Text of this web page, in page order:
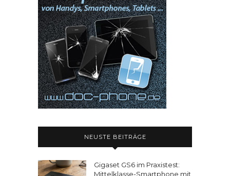
NEUSTE BEITRÄGE
Gigaset GS6 im Praxistest:
Mittelklasse-Smartphone mit